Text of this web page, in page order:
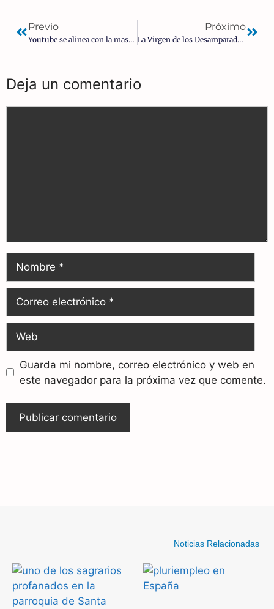
Previo
Youtube se alinea con la masonería
Próximo
La Virgen de los Desamparados y el bien común | Álvaro Gutierrez
Deja un comentario
Guarda mi nombre, correo electrónico y web en
este navegador para la próxima vez que comente.
Noticias Relacionadas